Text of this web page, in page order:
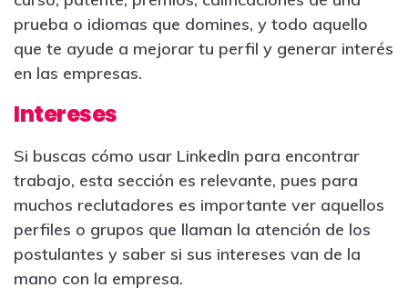
prueba o idiomas que domines, y todo aquello
que te ayude a mejorar tu perfil y generar interés
en las empresas.
Intereses
Si buscas cómo usar LinkedIn para encontrar
trabajo, esta sección es relevante, pues para
muchos reclutadores es importante ver aquellos
perfiles o grupos que llaman la atención de los
postulantes y saber si sus intereses van de la
mano con la empresa.